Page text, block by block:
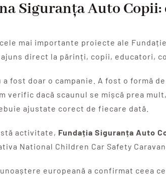
Siguranța Auto
mai importante proiecte ale
direct la părinți, copii, educatori,
a fost doar o campanie. A fost o formă
verific dacă scaunul se mișcă prea
ajustate corect de fiecare dată.
activitate, Fundația Siguranța Auto
National Children Car Safety
europeană a confirmat ceea